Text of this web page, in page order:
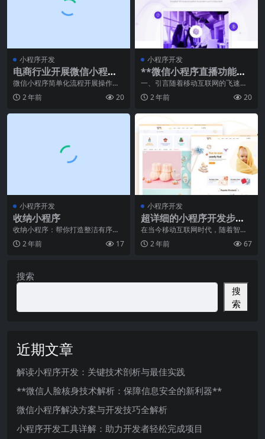
小程序开发
电商行业开展微信小程序
有哪几个方面益处
微信小程序简单化流程开展操作的
使用感受更为方便快捷，提高总体
的消費感受，微信小程
2 年前 20
小程序开发
**微信小程序直播功能正
式上线：直播带货进入移
动时代**
一、引言随着移动互联网的飞速发
展，直播带货已经成为电商领域的
一股不可忽视的力量。
2 年前 20
小程序开发
收纳小程序
收纳小程序：帮你打造整洁有序的
生活大家都知道，随着现代生活的
快节奏和物质的丰富，
2 年前 17
小程序开发
超详细的小程序开发步骤
分享
在当今移动互联网时代，随着智能
手机的普及和用户对移动应用的需
求增加，小程序成为了
2 年前 67
搜索
搜
索
近期文章
解读小程序开发：关键技术剖析与最佳实践
**微信人脸核身技术解析：保障信息安全的新利器**
微信小程序解决方案与开发技巧全解析
小程序开发工具详解：助力开发者轻松完成项目